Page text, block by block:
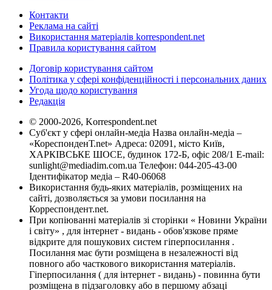
Контакти
Реклама на сайті
Використання матеріалів korrespondent.net
Правила користування сайтом
Договір користування сайтом
Політика у сфері конфіденційності і персональних даних
Угода щодо користування
Редакція
© 2000-2026, Korrespondent.net
Суб'єкт у сфері онлайн-медіа Назва онлайн-медіа –
«КореспонденТ.net» Адреса: 02091, місто Київ,
ХАРКІВСЬКЕ ШОСЕ, будинок 172-Б, офіс 208/1 E-mail:
sunlight@mediadim.com.ua Телефон: 044-205-43-00
Ідентифікатор медіа – R40-06068
Використання будь-яких матеріалів, розміщених на
сайті, дозволяється за умови посилання на
Корреспондент.net.
При копіюванні матеріалів зі сторінки « Новини України
і світу» , для інтернет - видань - обов'язкове пряме
відкрите для пошукових систем гіперпосилання .
Посилання має бути розміщена в незалежності від
повного або часткового використання матеріалів.
Гіперпосилання ( для інтернет - видань) - повинна бути
розміщена в підзаголовку або в першому абзаці